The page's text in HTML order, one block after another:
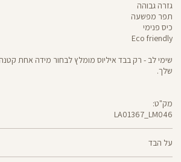
על הבד
גזרה גבוהה
תפר מפשעה
כיס פנימי
Eco friendly
שימי לב - רק בבד איליוס מומלץ לבחור מידה אחת
שלך.
מק"ט:
LA01367_LM046